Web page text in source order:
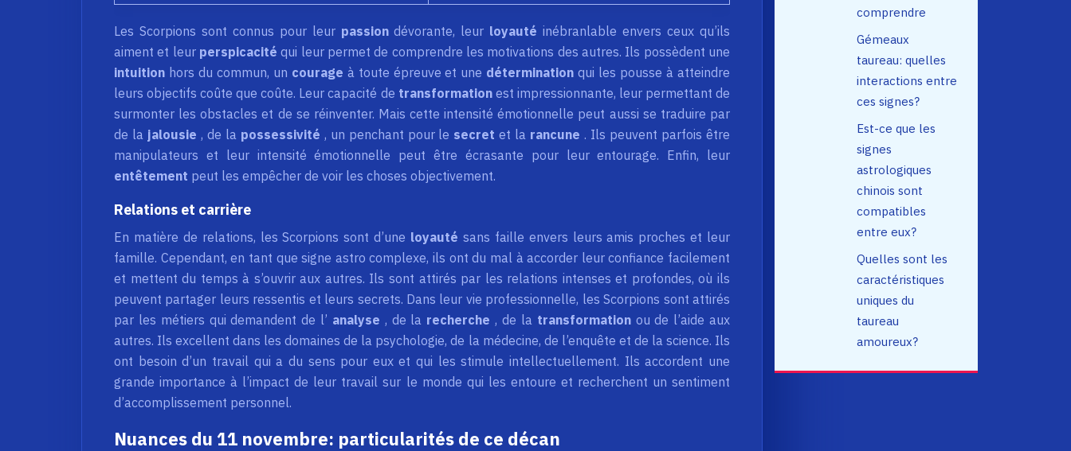
Les Scorpions sont connus pour leur passiondévorante, leur loyautéinébranlable envers ceux qu’ils
aiment et leur perspicacitéqui leur permet de comprendre les motivations des autres. Ils possèdent une
intuition hors du commun, un courage à toute épreuve et une déterminationqui les pousse à atteindre
leurs objectifs coûte que coûte. Leur capacité de transformation est impressionnante, leur permettant de
surmonter les obstacles et de se réinventer. Mais cette intensité émotionnelle peut aussi se traduire par
de la jalousie , de la possessivité , un penchant pour le secretet la rancune. Ils peuvent parfois être
manipulateurs et leur intensité émotionnelle peut être écrasante pour leur entourage. Enfin, leur
entêtement peut les empêcher de voir les choses objectivement.
Relations et carrière
En matière de relations, les Scorpions sont d’une loyauté sans faille envers leurs amis proches et leur
famille. Cependant, en tant que signe astro complexe, ils ont du mal à accorder leur confiance facilement
et mettent du temps à s’ouvrir aux autres. Ils sont attirés par les relations intenses et profondes, où ils
peuvent partager leurs ressentis et leurs secrets. Dans leur vie professionnelle, les Scorpions sont attirés
par les métiers qui demandent de l’ analyse , de la recherche, de la transformation ou de l’aide aux
autres. Ils excellent dans les domaines de la psychologie, de la médecine, de l’enquête et de la science. Ils
ont besoin d’un travail qui a du sens pour eux et qui les stimule intellectuellement. Ils accordent une
grande importance à l’impact de leur travail sur le monde qui les entoure et recherchent un sentiment
d’accomplissement personnel.
Nuances du 11 novembre: particularités de ce décan
comprendre
Gémeaux
taureau: quelles
interactions entre
ces signes?
Est-ce que les
signes
astrologiques
chinois sont
compatibles
entre eux?
Quelles sont les
caractéristiques
uniques du
taureau
amoureux?